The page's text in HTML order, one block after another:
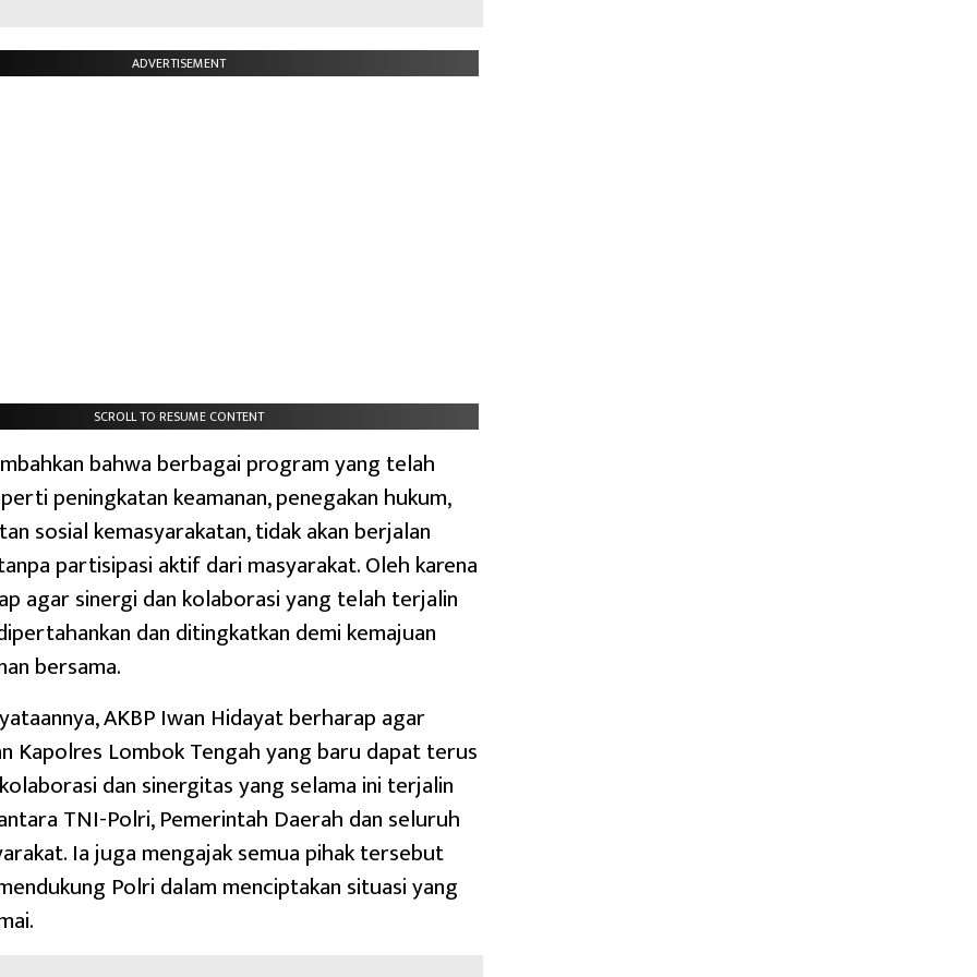
ADVERTISEMENT
SCROLL TO RESUME CONTENT
bahwa berbagai program yang telah
peningkatan keamanan, penegakan hukum,
sosial kemasyarakatan, tidak akan berjalan
partisipasi aktif dari masyarakat. Oleh karena
agar sinergi dan kolaborasi yang telah terjalin
dan ditingkatkan demi kemajuan
bersama.
AKBP Iwan Hidayat berharap agar
Kapolres Lombok Tengah yang baru dapat terus
dan sinergitas yang selama ini terjalin
TNI-Polri, Pemerintah Daerah dan seluruh
Ia juga mengajak semua pihak tersebut
Polri dalam menciptakan situasi yang